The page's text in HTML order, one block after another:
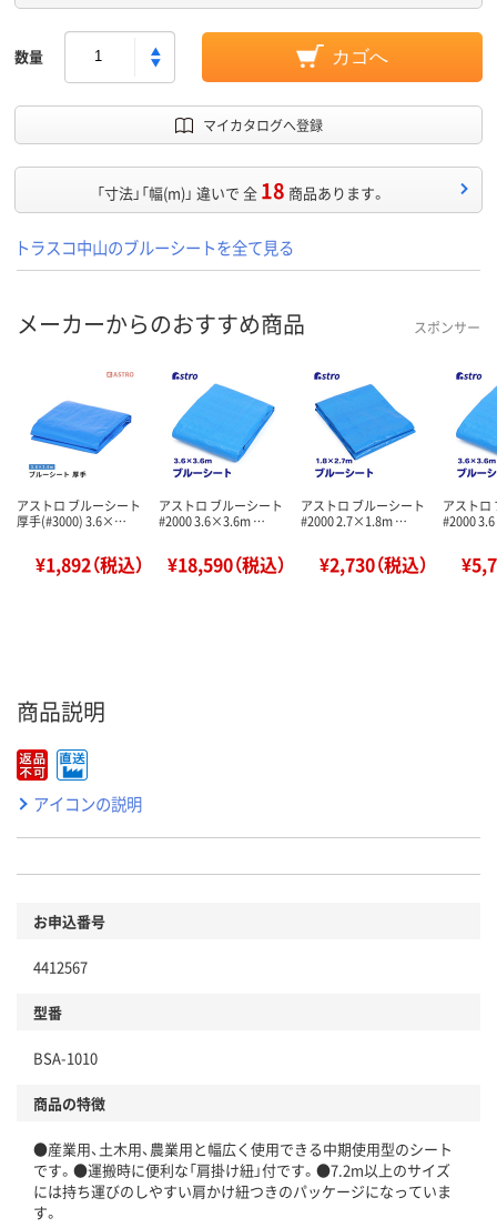
数量 カゴへ
マイカタログへ登録
「寸法」「幅(m)」 違いで 全 18 商品あります。
トラスコ中山のブルーシートを全て見る
メーカーからのおすすめ商品 スポンサー
アストロ ブルーシート
厚手(#3000) 3.6×…
¥1,892（税込）
アストロ ブルーシート
#2000 3.6×3.6m …
¥18,590（税込）
アストロ ブルーシート
#2000 2.7×1.8m …
¥2,730（税込）
アストロ
#2000
商品説明
アイコンの説明
お申込番号
4412567
型番
BSA-1010
商品の特徴
●産業用、土木用、農業用と幅広く使用できる中期使用型のシート
です。●運搬時に便利な「肩掛け紐」付です。●7.2m以上のサイズ
には持ち運びのしやすい肩かけ紐つきのパッケージになっていま
す。